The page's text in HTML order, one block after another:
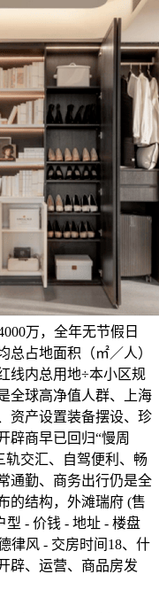
万，全年无节假日
总占地面积（㎡／人）
线内总用地÷本小区规
全球高净值人群、上海
资产设置装备摆设、珍
辟商早已回归“慢周
轨交汇、自驾便利、畅
通勤、商务出行仍是全
的结构，外滩瑞府 (售
型 - 价钱 - 地址 - 楼盘
律风 - 交房时间18、什
辟、运营、商品房发